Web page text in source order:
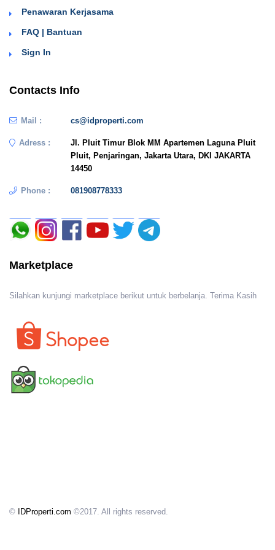
Penawaran Kerjasama
FAQ | Bantuan
Sign In
Contacts Info
Mail : cs@idproperti.com
Adress :
Jl. Pluit Timur Blok MM Apartemen Laguna Pluit
Pluit, Penjaringan, Jakarta Utara, DKI JAKARTA
14450
Phone : 081908778333
Marketplace
Silahkan kunjungi marketplace berikut untuk berbelanja. Terima Kasih
© IDProperti.com ©2017. All rights reserved.